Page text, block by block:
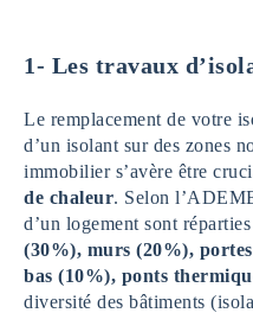
1- Les travaux
Le remplacement de votre
d’un isolant sur des zones
immobilier s’avère être
de chaleur. Selon
d’un logement sont
(30%), murs (20%),
bas (10%), ponts
diversité des bâtiments